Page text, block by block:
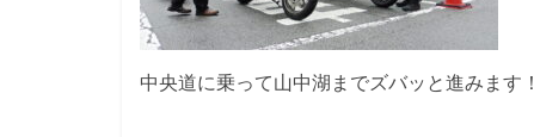
中央道に乗って山中湖までズバッと進みます！